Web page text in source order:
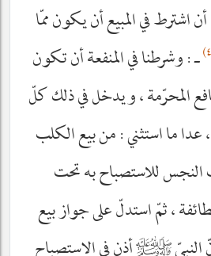
اشترط في المبيع أن يكون ممّا
ـ : وشرطنا في المنفعة أن تكون
المحرّمة ، ويدخل في ذلك كلّ
ما استثني : من بيع الكلب
النجس للاستصباح به تحت
، ثمّ استدلّ على جواز بيع